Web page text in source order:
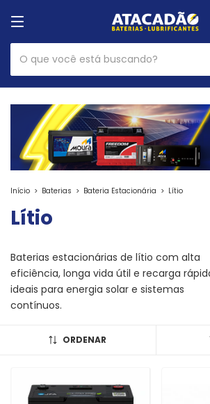
Início > Baterias > Bateria Estacionária > Lítio
Lítio
Baterias estacionárias de lítio com alta
eficiência, longa vida útil e recarga
ideais para energia solar e sistemas
contínuos.
ORDENAR